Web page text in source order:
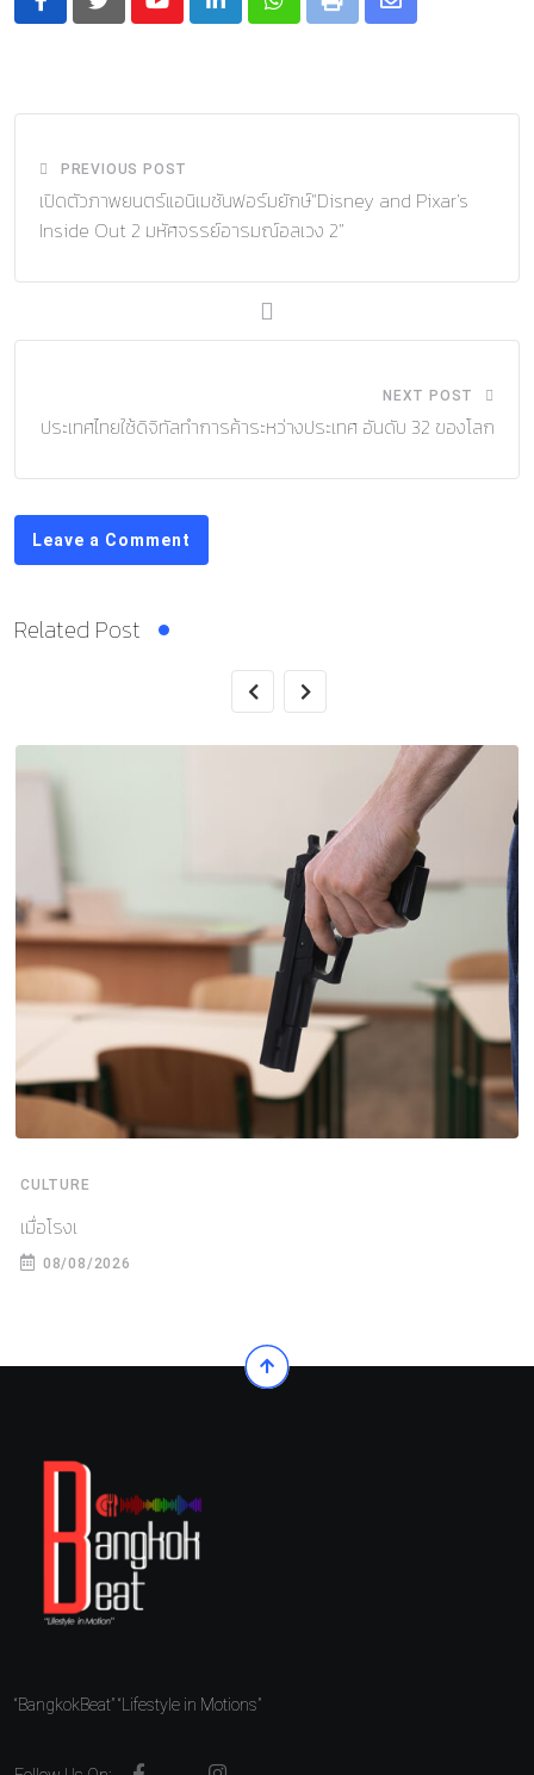
YoutubeLinkedInWhatsapp
Print
Share
PREVIOUS POST
เปิดตัวภาพยนตร์แอนิเมชันฟอร์มยักษ์“Disney and Pixar’s
Inside Out 2 มหัศจรรย์อารมณ์อลเวง 2”
NEXT POST
ประเทศไทยใช้ดิจิทัลทำการค้าระหว่างประเทศ อันดับ 32 ของโลก
Leave a Comment
Related Post
CULTURE
เมื่อโรงเ
08/08/2026
“BangkokBeat” “Lifestyle in Motions”